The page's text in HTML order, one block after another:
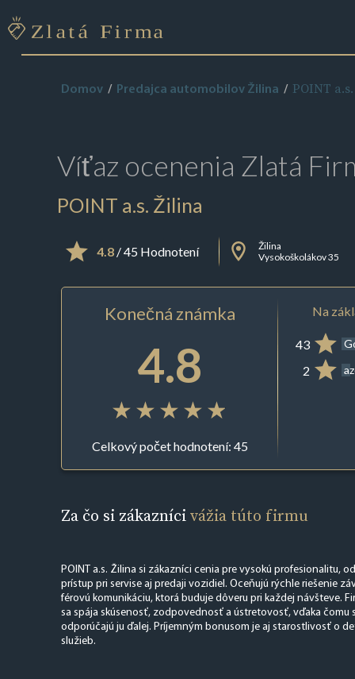
Domov Predajca automobilov Žilina POINT
Víťaz ocenenia Zlatá
POINT a.s. Žilina
4.8/ 45 Hodnotení
Žilina
Vysokoškolákov 35
Konečná známka
4.8
Celkový počet hodnotení: 45
Na
43
2
Za čo si zákaznícivážia túto firmu
POINT a.s. Žilina si zákazníci cenia pre vysokú profesionalitu,
prístup pri servise aj predaji vozidiel. Oceňujú rýchle riešenie
férovú komunikáciu, ktorá buduje dôveru pri každej návšteve.
sa spája skúsenosť, zodpovednosť a ústretovosť, vďaka čomu
odporúčajú ju ďalej. Príjemným bonusom je aj starostlivosť o
služieb.